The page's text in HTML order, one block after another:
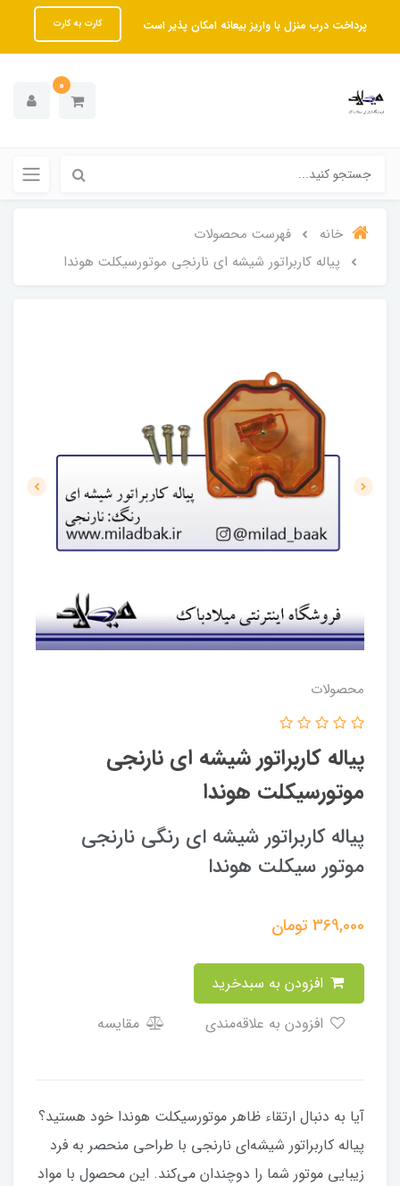
پرداخت درب منزل با واریز بیعانه امکان پذیر است کارت به کارت
0
خانه
فهرست محصولات
پیاله کاربراتور شیشه ای نارنجی موتورسیکلت هوندا
محصولات
پیاله کاربراتور شیشه ای نارنجی
موتورسیکلت هوندا
پیاله کاربراتور شیشه ای رنگی نارنجی
موتور سیکلت هوندا
369,000تومان
مقایسه
آیا به دنبال ارتقاء ظاهر موتورسیکلت هوندا خود هستید؟
پیاله کاربراتور شیشه‌ای نارنجی با طراحی منحصر به فرد
زیبایی موتور شما را دوچندان می‌کند. این محصول با مواد